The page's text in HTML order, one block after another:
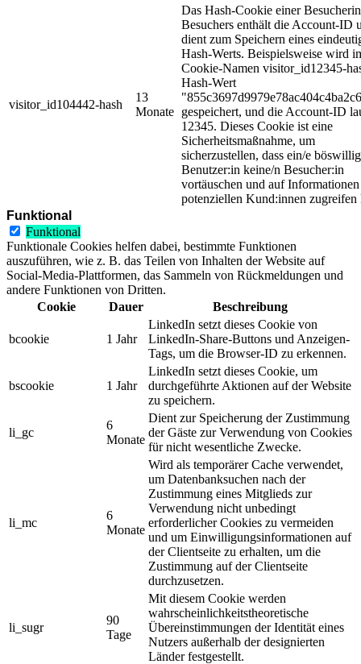
visitor_id104442-hash
13
Monate
Das Hash-Cookie einer
Besuchers enthält die Account-ID
dient zum Speichern eines
Hash-Werts. Beispielsweise wird
Cookie-Namen visitor_id12345-
Hash-Wert
gespeichert, und die Account-ID
12345. Dieses Cookie ist eine
Sicherheitsmaßnahme, um
sicherzustellen, dass ein/e
Benutzer:in keine/n Besucher:in
vortäuschen und auf
potenziellen Kund:innen
Funktional
Funktional
Funktionale Cookies helfen dabei, bestimmte Funktionen
auszuführen, wie z. B. das Teilen von Inhalten der Website auf
Social-Media-Plattformen, das Sammeln von Rückmeldungen und
andere Funktionen von Dritten.
Cookie
Dauer Beschreibung
bcookie 1 Jahr
LinkedIn setzt dieses Cookie von
LinkedIn-Share-Buttons und Anzeigen-
Tags, um die Browser-ID zu erkennen.
bscookie 1 Jahr
LinkedIn setzt dieses Cookie, um
durchgeführte Aktionen auf der Website
zu speichern.
li_gc
6
Monate
Dient zur Speicherung der Zustimmung
der Gäste zur Verwendung von Cookies
für nicht wesentliche Zwecke.
li_mc
6
Monate
Wird als temporärer Cache verwendet,
um Datenbanksuchen nach der
Zustimmung eines Mitglieds zur
Verwendung nicht unbedingt
erforderlicher Cookies zu vermeiden
und um Einwilligungsinformationen auf
der Clientseite zu erhalten, um die
Zustimmung auf der Clientseite
durchzusetzen.
li_sugr
90
Tage
Mit diesem Cookie werden
wahrscheinlichkeitstheoretische
Übereinstimmungen der Identität eines
Nutzers außerhalb der designierten
Länder festgestellt.